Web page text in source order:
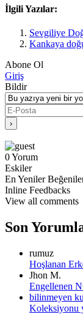
İlgili Yazılar:
Sevgiliye
Kankaya
Abone Ol
Giriş
Bildir
0Yorum
Eskiler
En Yeniler
Inline Feedbacks
View all comments
Son
rumuz
Hoşlanan
Jhon M.
Engellenen
bilinmeyen
Koleksiyonu